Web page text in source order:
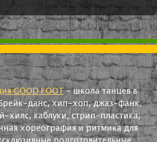
GOOD FOOT- школа танцев в
данс, хип-хоп, джаз-фанк,
хилс, каблуки, стрип-пластика,
хореография и ритмика для